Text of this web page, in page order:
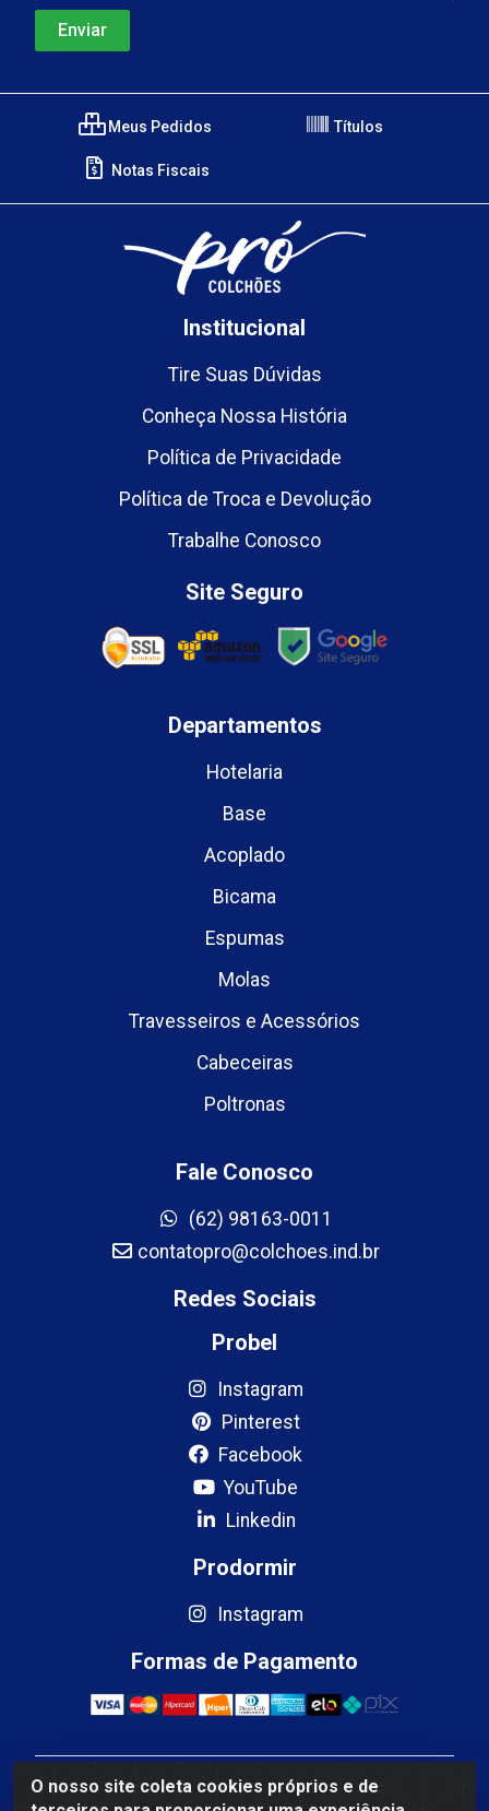
O nosso site coleta cookies próprios e de
Meus Pedidos Títulos
Notas Fiscais
Institucional
Tire Suas Dúvidas
Conheça Nossa História
Política de Privacidade
Política de Troca e Devolução
Trabalhe Conosco
Site Seguro
Departamentos
Hotelaria
Base
Acoplado
Bicama
Espumas
Molas
Travesseiros e Acessórios
Cabeceiras
Poltronas
Fale Conosco
(62) 98163-0011
contatopro@colchoes.ind.br
Redes Sociais
Probel
Instagram
Pinterest
Facebook
YouTube
Linkedin
Prodormir
Instagram
Formas de Pagamento
Mercosul Espumas Industriais LTDA - Rua 13, SN,